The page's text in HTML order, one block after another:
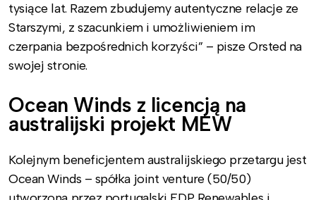
tysiące lat. Razem zbudujemy autentyczne relacje ze
Starszymi, z szacunkiem i umożliwieniem im
czerpania bezpośrednich korzyści” – pisze Orsted na
swojej stronie.
Ocean Winds z licencją na
australijski projekt MEW
Kolejnym beneficjentem australijskiego przetargu jest
Ocean Winds – spółka joint venture (50/50)